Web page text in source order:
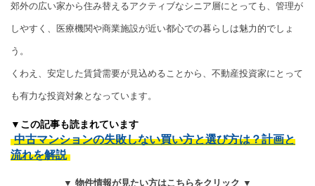
郊外の広い家から住み替えるアクティブなシニア層にとっても、管理が
しやすく、医療機関や商業施設が近い都心での暮らしは魅力的でしょ
う。
くわえ、安定した賃貸需要が見込めることから、不動産投資家にとって
も有力な投資対象となっています。
▼この記事も読まれています
中古マンションの失敗しない買い方と選び方は？計画と
流れを解説
▼ 物件情報が見たい方はこちらをクリック ▼